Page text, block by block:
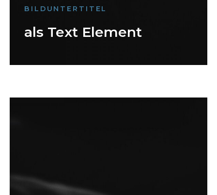
BILDUNTERTITEL
als Text Element